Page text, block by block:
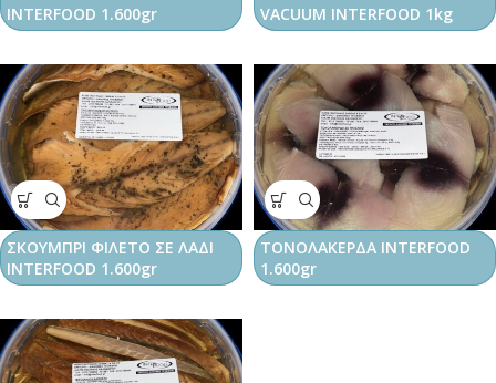
INTERFOOD 1.600gr
VACUUM INTERFOOD 1kg
ΣΚΟΥΜΠΡΙ ΦΙΛΕΤΟ ΣΕ ΛΑΔΙ
INTERFOOD 1.600gr
ΤΟΝΟΛΑΚΕΡΔΑ INTERFOOD
1.600gr